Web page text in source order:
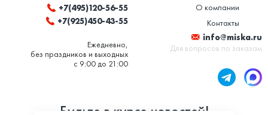
+7(495)120-56-55
+7(925)450-43-55
Ежедневно,
без праздников и выходных
с 9:00 до 21:00
О компании
Контакты
info@miska.ru
Для вопросов по заказам
Будьте в курсе новостей!